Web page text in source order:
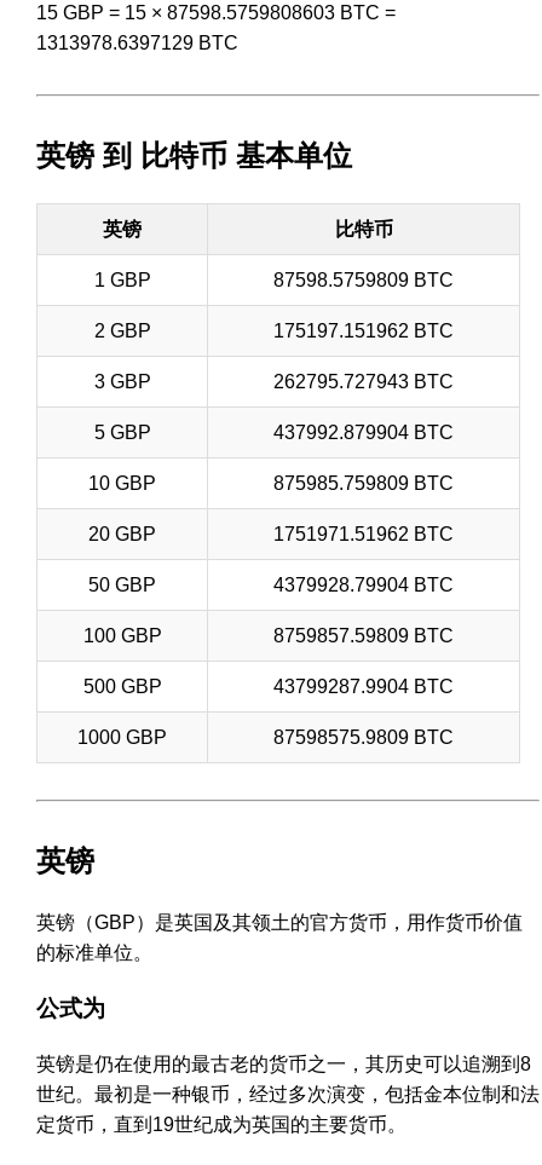
15 GBP = 15 × 87598.5759808603 BTC =
1313978.6397129 BTC
英镑 到 比特币 基本单位
英镑 比特币
1 GBP 87598.5759809 BTC
2 GBP 175197.151962 BTC
3 GBP 262795.727943 BTC
5 GBP 437992.879904 BTC
10 GBP 875985.759809 BTC
20 GBP 1751971.51962 BTC
50 GBP 4379928.79904 BTC
100 GBP 8759857.59809 BTC
500 GBP 43799287.9904 BTC
1000 GBP 87598575.9809 BTC
英镑
英镑（GBP）是英国及其领土的官方货币，用作货币价值
的标准单位。
公式为
英镑是仍在使用的最古老的货币之一，其历史可以追溯到8
世纪。最初是一种银币，经过多次演变，包括金本位制和法
定货币，直到19世纪成为英国的主要货币。